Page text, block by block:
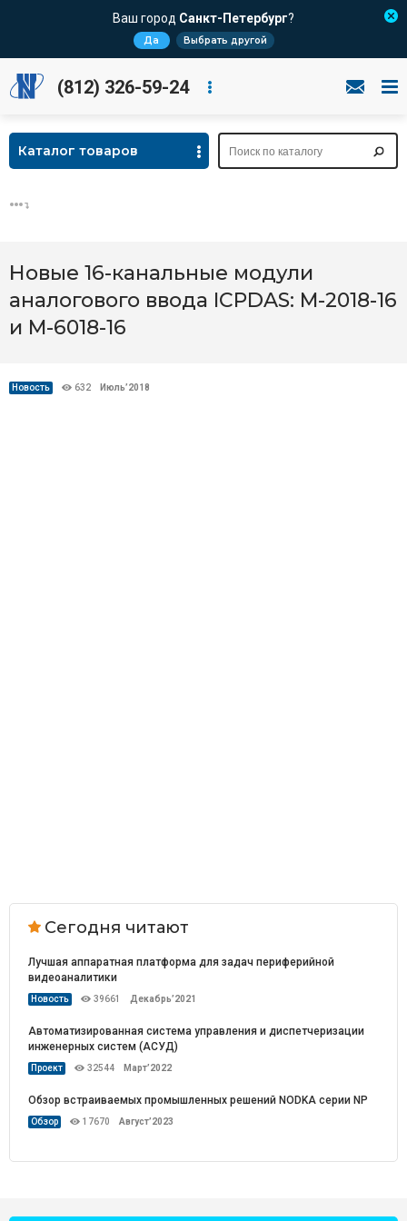
Ваш город Санкт-Петербург?
Да Выбрать другой
(812) 326-59-24
Каталог товаров
Новые 16-канальные модули
аналогового ввода ICPDAS: M-2018-16
и M-6018-16
Новость 632 Июль’2018
Сегодня читают
Лучшая аппаратная платформа для задач периферийной
видеоаналитики
Новость 39661 Декабрь’2021
Автоматизированная система управления и диспетчеризации
инженерных систем (АСУД)
Проект 32544 Март’2022
Обзор встраиваемых промышленных решений NODKA серии NP
Обзор 17670 Август’2023